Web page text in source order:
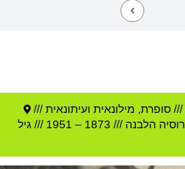
/// סופרת, מילונאית ועיתונאית ///
רוסיה הלבנה ///
1873
–
1951 /// גיל